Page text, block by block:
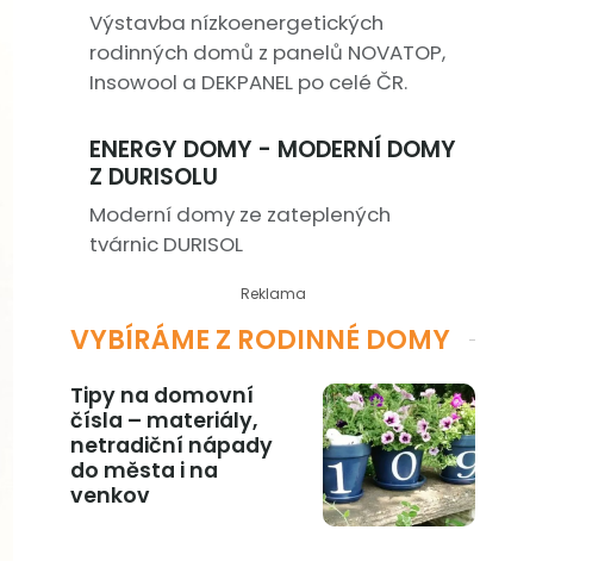
Výstavba nízkoenergetických
rodinných domů z panelů NOVATOP,
Insowool a DEKPANEL po celé ČR.
ENERGY DOMY - MODERNÍ DOMY
Z DURISOLU
Moderní domy ze zateplených
tvárnic DURISOL
Reklama
VYBÍRÁME Z RODINNÉ DOMY
Tipy na domovní
čísla – materiály,
netradiční nápady
do města i na
venkov